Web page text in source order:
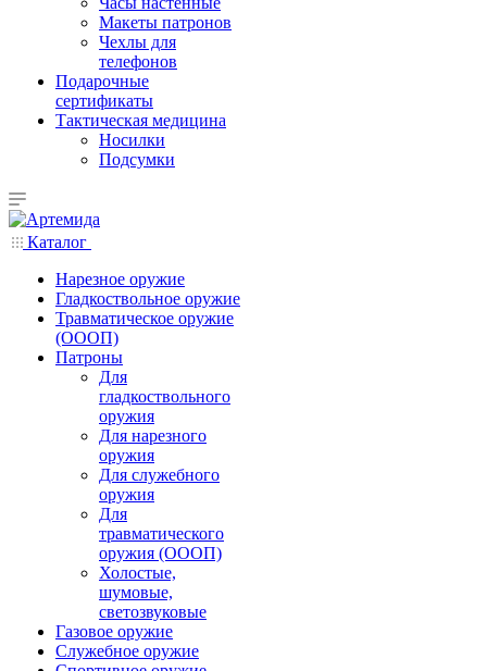
Макеты патронов
Чехлы для
телефонов
Подарочные
сертификаты
Тактическая медицина
Носилки
Подсумки
Каталог
Нарезное оружие
Гладкоствольное оружие
Травматическое оружие
(ОООП)
Патроны
Для
гладкоствольного
оружия
Для нарезного
оружия
Для служебного
оружия
Для
травматического
оружия (ОООП)
Холостые,
шумовые,
светозвуковые
Газовое оружие
Служебное оружие